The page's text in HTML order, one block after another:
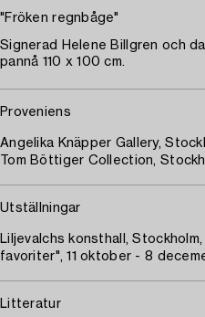
"Fröken regnbåge"
Signerad Helene Billgren och
pannå 110 x 100 cm.
Proveniens
Angelika Knäpper Gallery,
Tom Böttiger Collection,
Utställningar
Liljevalchs konsthall,
favoriter", 11 oktober - 8
Litteratur